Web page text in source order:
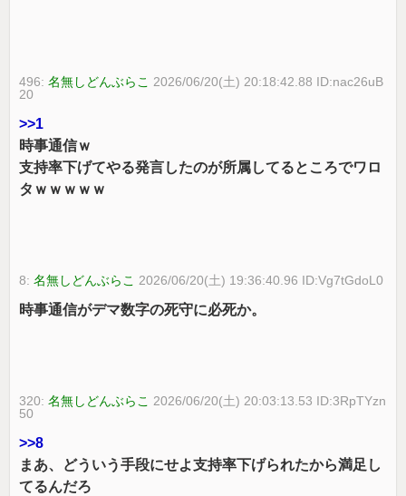
496:名無しどんぶらこ 2026/06/20(土) 20:18:42.88 ID:nac26uB
20
>>1
時事通信ｗ
支持率下げてやる発言したのが所属してるところでワロ
タｗｗｗｗｗ
8:名無しどんぶらこ 2026/06/20(土) 19:36:40.96 ID:Vg7tGdoL0
時事通信がデマ数字の死守に必死か。
320:名無しどんぶらこ 2026/06/20(土) 20:03:13.53 ID:3RpTYzn
50
>>8
まあ、どういう手段にせよ支持率下げられたから満足し
てるんだろ